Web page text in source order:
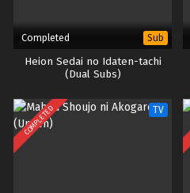
Completed Sub
Heion Sedai no Idaten-tachi
(Dual Subs)
COMPLETED TV